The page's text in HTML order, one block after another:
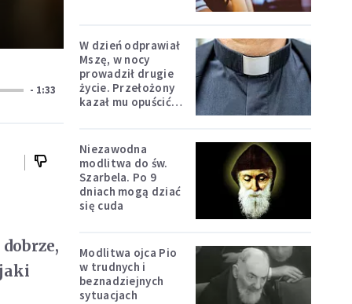
- 1:33
W dzień odprawiał
Mszę, w nocy
prowadził drugie
życie. Przełożony
kazał mu opuścić
Niezawodna
modlitwa do św.
Szarbela. Po 9
dniach mogą dziać
się cuda
Modlitwa ojca Pio
w trudnych i
beznadziejnych
sytuacjach